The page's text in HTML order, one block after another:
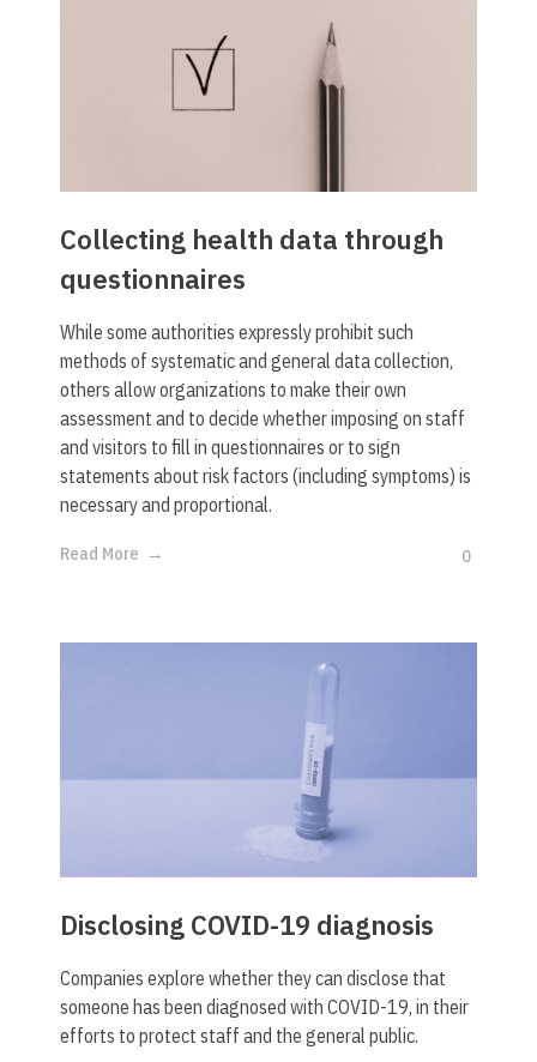
Collecting health data through
questionnaires
While some authorities expressly prohibit such
methods of systematic and general data collection,
others allow organizations to make their own
assessment and to decide whether imposing on staff
and visitors to fill in questionnaires or to sign
statements about risk factors (including symptoms) is
necessary and proportional.
Read More 0
Disclosing COVID-19 diagnosis
Companies explore whether they can disclose that
someone has been diagnosed with COVID-19, in their
efforts to protect staff and the general public.